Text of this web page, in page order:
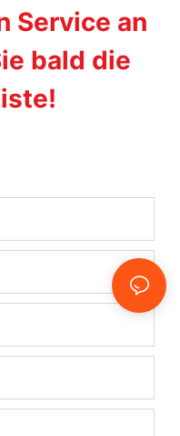
Service an
bald die